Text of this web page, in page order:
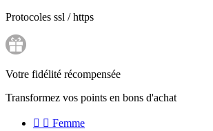
Protocoles ssl / https
Votre fidélité récompensée
Transformez vos points en bons d'achat
  Femme